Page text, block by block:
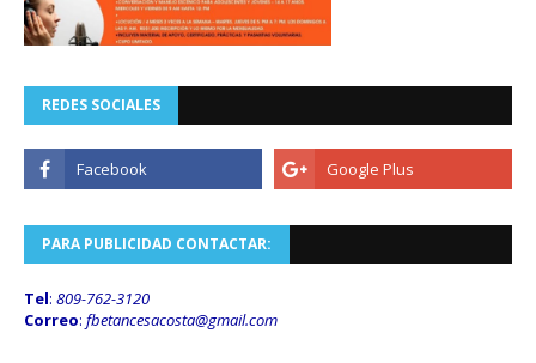
REDES SOCIALES
PARA PUBLICIDAD CONTACTAR:
Tel: 809-762-3120
Correo: fbetancesacosta@gmail.com